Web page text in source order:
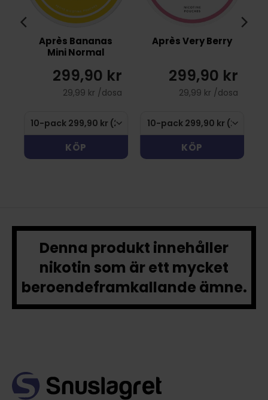
Après Bananas
Mini Normal
299,90 kr
29,99 kr /dosa
KÖP
Après Very Berry
299,90 kr
29,99 kr /dosa
KÖP
Denna produkt innehåller
nikotin som är ett mycket
beroendeframkallande ämne.